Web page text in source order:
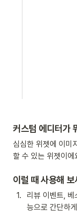
커스텀 에디터가
심심한 위젯에 이미
할 수 있는 위젯이에
이럴 때 사용해
1.
리뷰 이벤트, 베
능으로 간단하